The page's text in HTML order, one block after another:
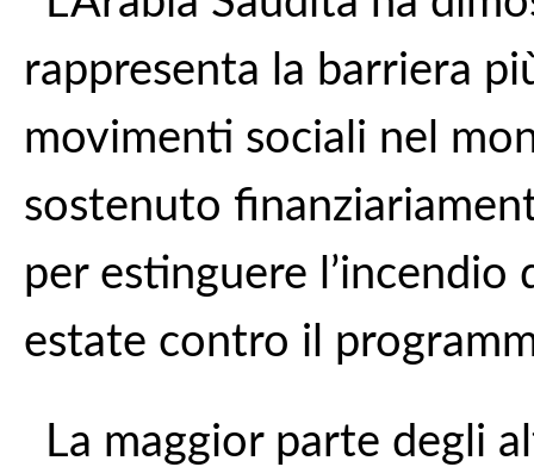
rappresenta la barriera
movimenti sociali nel
sostenuto
per estinguere
estate contro il
La maggior parte degli